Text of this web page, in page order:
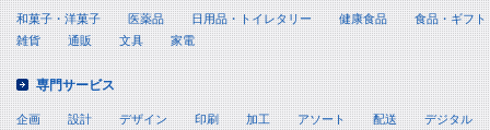
和菓子・洋菓子 医薬品 日用品・トイレタリー 健康食品
食品・ギフト
雑貨
通販 文具 家電
専門サービス
企画 設計 デザイン 印刷 加工 アソート 配送 デジタル